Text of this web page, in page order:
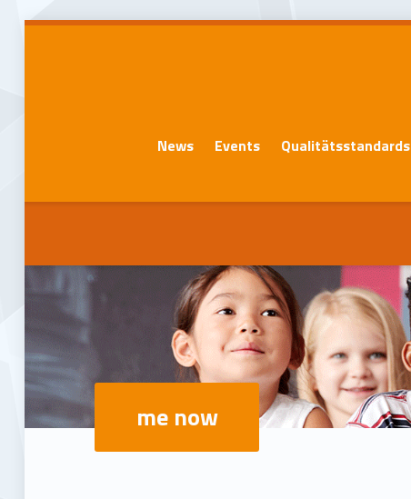
News Events Qualitätsstandards
me now